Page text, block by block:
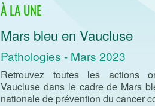
À LA UNE
Mars bleu en Vaucluse
Pathologies - Mars 2023
Retrouvez toutes les actions
Vaucluse dans le cadre de Mars
nationale de prévention du cancer